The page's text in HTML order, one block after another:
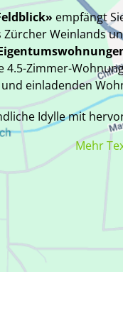
empfängt
Weinlands
4.5-Zimmer-
einladenden
Idylle mit
und alle, die
Umfeld mit
rundum wohlfühlt!
Mehr